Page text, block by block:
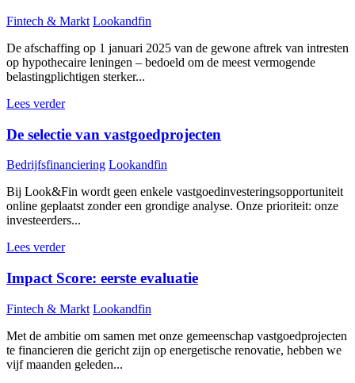
Fintech & Markt Lookandfin
De afschaffing op 1 januari 2025 van de gewone aftrek van intresten
op hypothecaire leningen – bedoeld om de meest vermogende
belastingplichtigen sterker...
Lees verder
De selectie van vastgoedprojecten
Bedrijfsfinanciering Lookandfin
Bij Look&Fin wordt geen enkele vastgoedinvesteringsopportuniteit
online geplaatst zonder een grondige analyse. Onze prioriteit: onze
investeerders...
Lees verder
Impact Score: eerste evaluatie
Fintech & Markt Lookandfin
Met de ambitie om samen met onze gemeenschap vastgoedprojecten
te financieren die gericht zijn op energetische renovatie, hebben we
vijf maanden geleden...